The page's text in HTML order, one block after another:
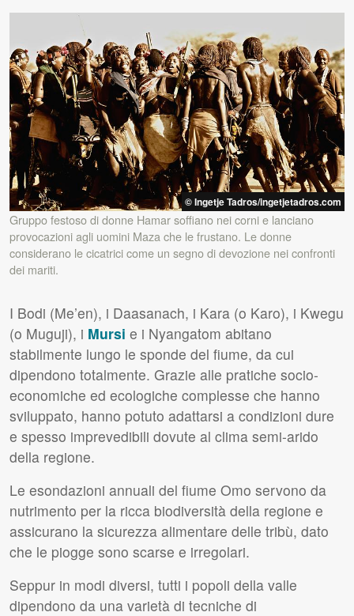
© Ingetje Tadros/ingetjetadros.com
Gruppo festoso di donne Hamar soffiano nei corni e lanciano
provocazioni agli uomini Maza che le frustano. Le donne
considerano le cicatrici come un segno di devozione nei confronti
dei mariti.
I Bodi (Me’en), i Daasanach, i Kara (o Karo), i Kwegu
(o Muguji), i Mursi e i Nyangatom abitano
stabilmente lungo le sponde del fiume, da cui
dipendono totalmente. Grazie alle pratiche socio-
economiche ed ecologiche complesse che hanno
sviluppato, hanno potuto adattarsi a condizioni dure
e spesso imprevedibili dovute al clima semi-arido
della regione.
Le esondazioni annuali del fiume Omo servono da
nutrimento per la ricca biodiversità della regione e
assicurano la sicurezza alimentare delle tribù, dato
che le piogge sono scarse e irregolari.
Seppur in modi diversi, tutti i popoli della valle
dipendono da una varietà di tecniche di